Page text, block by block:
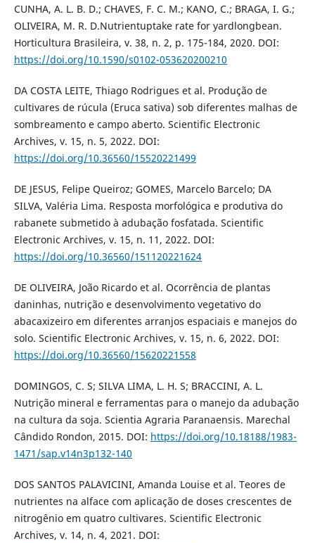
CUNHA, A. L. B. D.; CHAVES, F. C. M.; KANO, C.; BRAGA, I. G.;
OLIVEIRA, M. R. D.Nutrientuptake rate for yardlongbean.
Horticultura Brasileira, v. 38, n. 2, p. 175-184, 2020. DOI:
https://doi.org/10.1590/s0102-053620200210
DA COSTA LEITE, Thiago Rodrigues et al. Produção de
cultivares de rúcula (Eruca sativa) sob diferentes malhas de
sombreamento e campo aberto. Scientific Electronic
Archives, v. 15, n. 5, 2022. DOI:
https://doi.org/10.36560/15520221499
DE JESUS, Felipe Queiroz; GOMES, Marcelo Barcelo; DA
SILVA, Valéria Lima. Resposta morfológica e produtiva do
rabanete submetido à adubação fosfatada. Scientific
Electronic Archives, v. 15, n. 11, 2022. DOI:
https://doi.org/10.36560/151120221624
DE OLIVEIRA, João Ricardo et al. Ocorrência de plantas
daninhas, nutrição e desenvolvimento vegetativo do
abacaxizeiro em diferentes arranjos espaciais e manejos do
solo. Scientific Electronic Archives, v. 15, n. 6, 2022. DOI:
https://doi.org/10.36560/15620221558
DOMINGOS, C. S; SILVA LIMA, L. H. S; BRACCINI, A. L.
Nutrição mineral e ferramentas para o manejo da adubação
na cultura da soja. Scientia Agraria Paranaensis. Marechal
Cândido Rondon, 2015. DOI: https://doi.org/10.18188/1983-
1471/sap.v14n3p132-140
DOS SANTOS PALAVICINI, Amanda Louise et al. Teores de
nutrientes na alface com aplicação de doses crescentes de
nitrogênio em quatro cultivares. Scientific Electronic
Archives, v. 14, n. 4, 2021. DOI: